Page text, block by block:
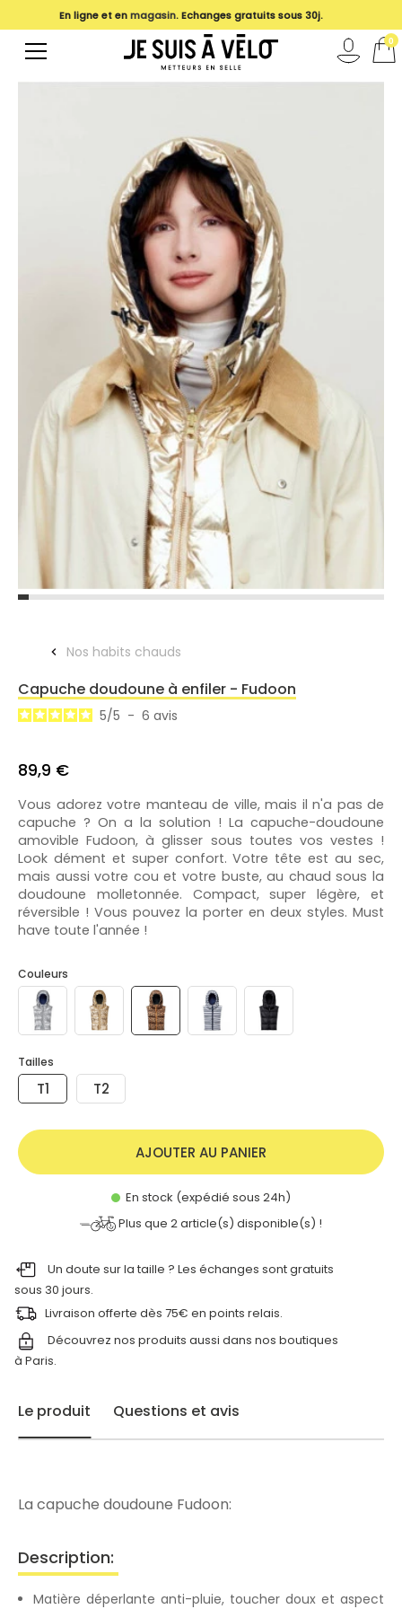
Nos habits chauds
Capuche doudoune à enfiler - Fudoon
5/5 - 6 avis
89,9 €
Vous adorez votre manteau de ville, mais il n'a pas de
capuche ? On a la solution ! La capuche-doudoune
amovible Fudoon, à glisser sous toutes vos vestes !
Look dément et super confort. Votre tête est au sec,
mais aussi votre cou et votre buste, au chaud sous la
doudoune molletonnée. Compact, super légère, et
réversible ! Vous pouvez la porter en deux styles. Must
have toute l'année !
Couleurs
Tailles
T1 T2
AJOUTER AU PANIER
En stock (expédié sous 24h)
Plus que 2article(s) disponible(s) !
Un doute sur la taille ? Les échanges sont gratuits
sous 30 jours.
Livraison offerte dès 75€ en points relais.
Découvrez nos produits aussi dans nos boutiques
à Paris.
Le produit Questions et avis
La capuche doudoune Fudoon:
Description:
Matière déperlante anti-pluie, toucher doux et aspect
En ligne et enmagasin. Echanges gratuits sous 30j.
0